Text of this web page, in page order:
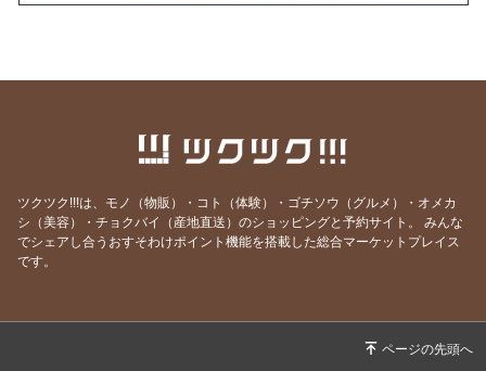
け、軽やかに挑戦し続ける秘訣
るほど心が動いた理由
2026/06/15 【激痛】1週間前から膝裏が痛くて深くしゃが
2026/06/01動いたから出会えた・出会いに感謝
ツクツク!!!は、モノ（物販）・コト（体験）・ゴチソウ（グルメ）・オメカ
シ（美容）・チョクバイ（産地直送）のショッピングと予約サイト。
みんな
でシェアし合うおすそわけポイント機能を搭載した総合マーケットプレイス
です。